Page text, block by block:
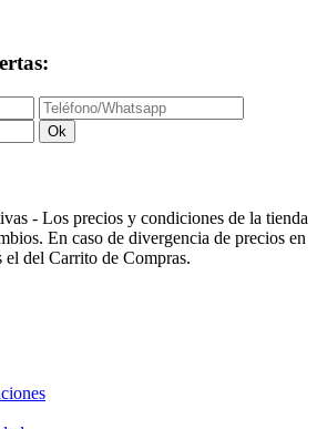
Ok
- Los precios y condiciones de la tienda
En caso de divergencia de precios en
del Carrito de Compras.